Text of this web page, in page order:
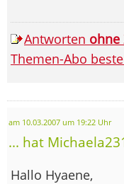
Antworten ohne
Themen-Abo
am 10.03.2007 um 19:22 Uhr
... hat
Hallo Hyaene,